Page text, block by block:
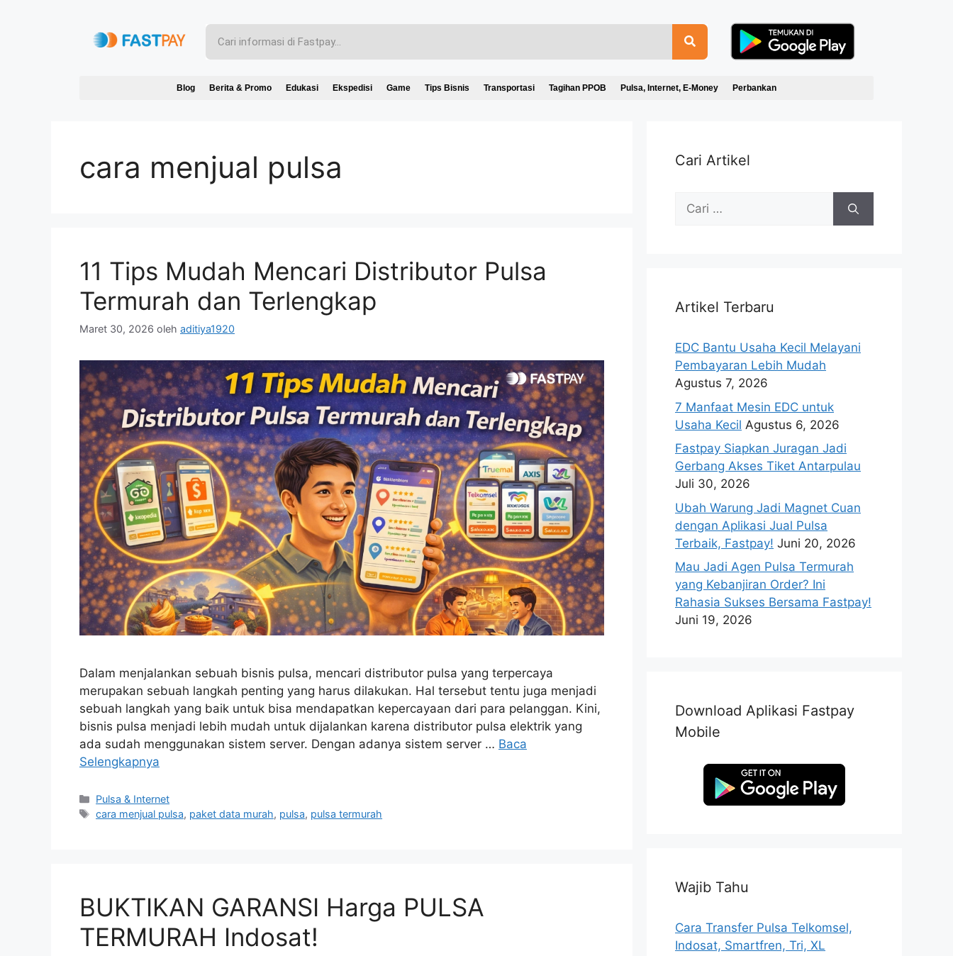
Blog Berita & Promo Edukasi Ekspedisi Game Tips Bisnis Transportasi Tagihan PPOB Pulsa, Internet, E-Money Perbankan
cara menjual pulsa
11 Tips Mudah Mencari Distributor Pulsa
Termurah dan Terlengkap
Maret 30, 2026 oleh aditiya1920
Dalam menjalankan sebuah bisnis pulsa, mencari distributor pulsa yang terpercaya
merupakan sebuah langkah penting yang harus dilakukan. Hal tersebut tentu juga menjadi
sebuah langkah yang baik untuk bisa mendapatkan kepercayaan dari para pelanggan. Kini,
bisnis pulsa menjadi lebih mudah untuk dijalankan karena distributor pulsa elektrik yang
ada sudah menggunakan sistem server. Dengan adanya sistem server … Baca
Selengkapnya
Pulsa & Internet
cara menjual pulsa, paket data murah, pulsa, pulsa termurah
BUKTIKAN GARANSI Harga PULSA
TERMURAH Indosat!
Cari Artikel
Artikel Terbaru
EDC Bantu Usaha Kecil Melayani
Pembayaran Lebih Mudah
Agustus 7, 2026
7 Manfaat Mesin EDC untuk
Usaha Kecil Agustus 6, 2026
Fastpay Siapkan Juragan Jadi
Gerbang Akses Tiket Antarpulau
Juli 30, 2026
Ubah Warung Jadi Magnet Cuan
dengan Aplikasi Jual Pulsa
Terbaik, Fastpay! Juni 20, 2026
Mau Jadi Agen Pulsa Termurah
yang Kebanjiran Order? Ini
Rahasia Sukses Bersama Fastpay!
Juni 19, 2026
Download Aplikasi Fastpay
Mobile
Wajib Tahu
Cara Transfer Pulsa Telkomsel,
Indosat, Smartfren, Tri, XL